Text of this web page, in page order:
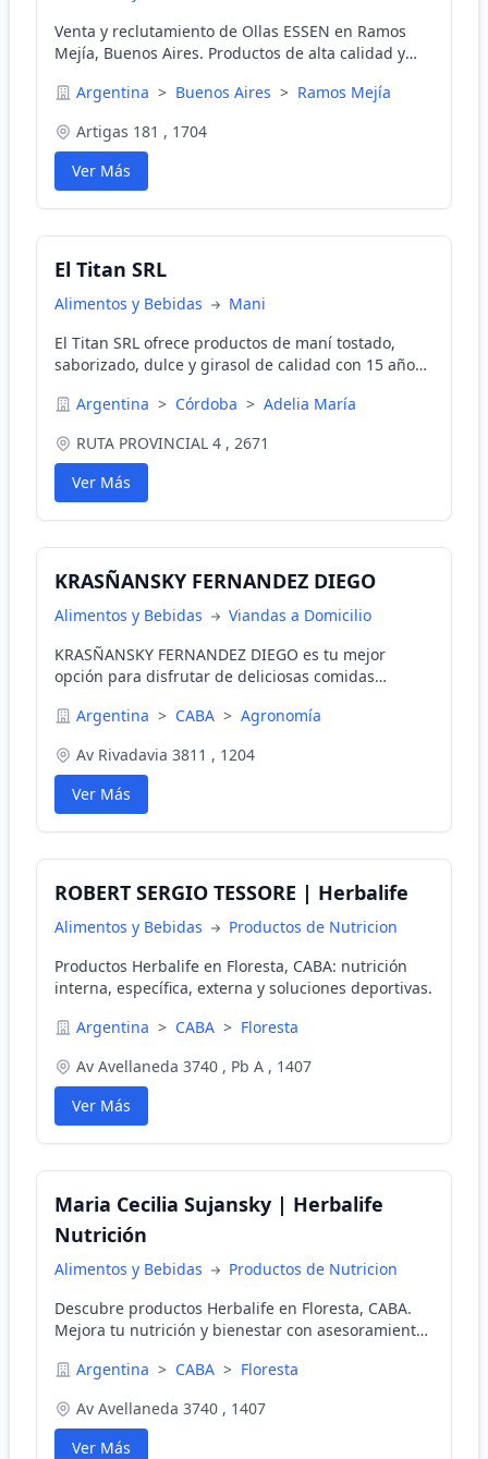
Venta y reclutamiento de Ollas ESSEN en Ramos
Mejía, Buenos Aires. Productos de alta calidad y
Argentina > Buenos Aires > Ramos Mejía
Artigas 181 , 1704
Ver Más
El Titan SRL
Alimentos y Bebidas
Mani
El Titan SRL ofrece productos de maní tostado,
saborizado, dulce y girasol de calidad con 15 años
para mayoristas y distribuidores. Solicitá nuestro
Argentina > Córdoba > Adelia María
RUTA PROVINCIAL 4 , 2671
Ver Más
KRASÑANSKY FERNANDEZ DIEGO
Alimentos y Bebidas
Viandas a Domicilio
KRASÑANSKY FERNANDEZ DIEGO es tu mejor
opción para disfrutar de deliciosas comidas
personalizadas para descenso de peso, tratamiento
vegetarianos para todos los días.
Argentina > CABA > Agronomía
Av Rivadavia 3811 , 1204
Ver Más
ROBERT SERGIO TESSORE | Herbalife
Alimentos y Bebidas
Productos de Nutricion
Productos Herbalife en Floresta, CABA: nutrición
interna, específica, externa y soluciones deportivas.
Argentina > CABA > Floresta
Av Avellaneda 3740 , Pb A , 1407
Ver Más
Maria Cecilia Sujansky | Herbalife
Nutrición
Alimentos y Bebidas
Productos de Nutricion
Descubre productos Herbalife en Floresta, CABA.
Mejora tu nutrición y bienestar con asesoramiento
Argentina > CABA > Floresta
Av Avellaneda 3740 , 1407
Ver Más